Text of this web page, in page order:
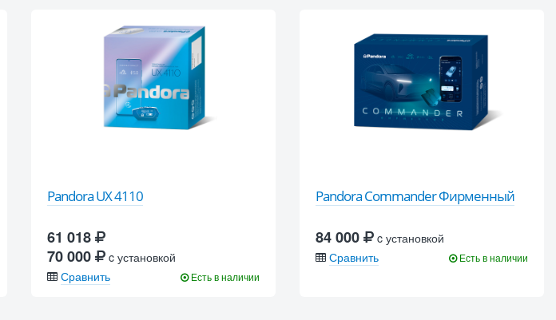
Pandora UX 4110
61 018
70 000
c установкой
Сравнить
Есть в наличии
Pandora Commander Фирменный
84 000
c установкой
Сравнить
Есть в наличии